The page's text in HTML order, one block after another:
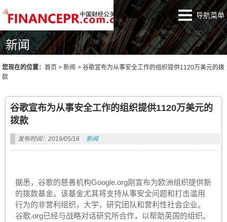
导航菜单
新闻
您现在的位置：首页 >新闻 >谷歌宣布为从事安全工作的组织提供1120万美元的拨
款
谷歌宣布为从事安全工作的组织提供1120万美元的
拨款
发布时间：2019/05/16 新闻
据悉，谷歌的慈善机构Google.org刚宣布为欧洲组织提供新
的拨款基金。该基金尤其将支持从事安全问题和打击滥用
行为的非营利组织，大学，研究团队和营利性社会企业。
谷歌.org已经与战略对话研究所合作，以帮助英国的组织。